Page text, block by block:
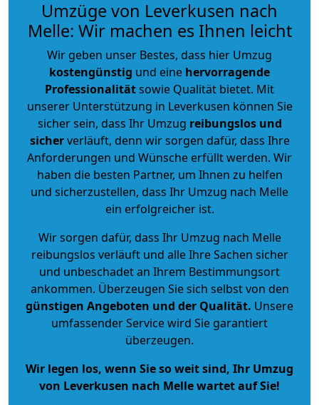
Umzüge von Leverkusen nach
Melle: Wir machen es Ihnen leicht
Wir geben unser Bestes, dass hier Umzug
kostengünstig und eine hervorragende
Professionalitätsowie Qualität bietet. Mit
unserer Unterstützung in Leverkusen können Sie
sicher sein, dass Ihr Umzug reibungslos und
sicherverläuft, denn wir sorgen dafür, dass Ihre
Anforderungen und Wünsche erfüllt werden. Wir
haben die besten Partner, um Ihnen zu helfen
und sicherzustellen, dass Ihr Umzug nach Melle
ein erfolgreicher ist.
Wir sorgen dafür, dass Ihr Umzug nach Melle
reibungslos verläuft und alle Ihre Sachen sicher
und unbeschadet an Ihrem Bestimmungsort
ankommen. Überzeugen Sie sich selbst von den
günstigen Angeboten und der Qualität. Unsere
umfassender Service wird Sie garantiert
überzeugen.
Wir legen los, wenn Sie so weit sind, Ihr Umzug
von Leverkusen nach Melle wartet auf Sie!